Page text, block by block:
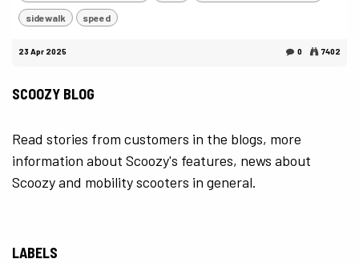
sidewalk speed
23 Apr 2025 0 7402
SCOOZY BLOG
Read stories from customers in the blogs, more
information about Scoozy's features, news about
Scoozy and mobility scooters in general.
LABELS